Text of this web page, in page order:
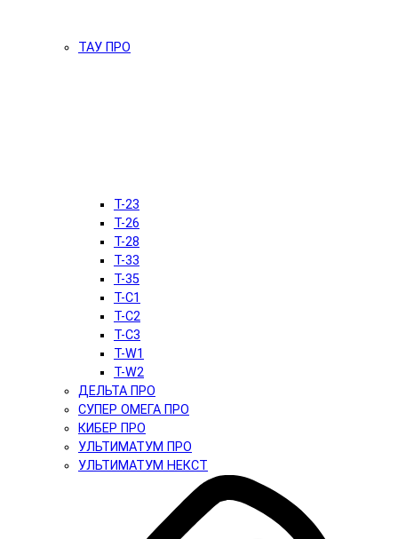
ТАУ ПРО
T-23
T-26
T-28
T-33
T-35
T-C1
T-C2
T-C3
T-W1
T-W2
ДЕЛЬТА ПРО
СУПЕР ОМЕГА ПРО
КИБЕР ПРО
УЛЬТИМАТУМ ПРО
УЛЬТИМАТУМ НЕКСТ